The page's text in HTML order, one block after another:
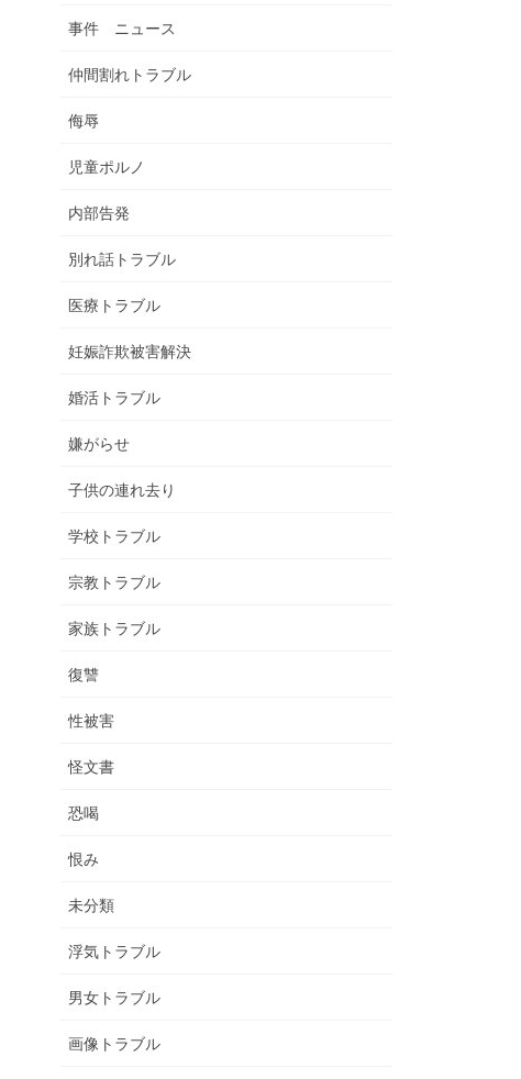
事件 ニュース
仲間割れトラブル
侮辱
児童ポルノ
内部告発
別れ話トラブル
医療トラブル
妊娠詐欺被害解決
婚活トラブル
嫌がらせ
子供の連れ去り
学校トラブル
宗教トラブル
家族トラブル
復讐
性被害
怪文書
恐喝
恨み
未分類
浮気トラブル
男女トラブル
画像トラブル